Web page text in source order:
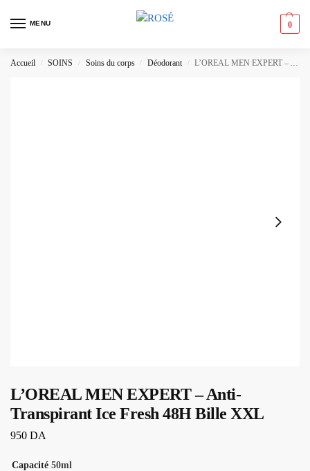
MENU 0
Accueil / SOINS / Soins du corps / Déodorant / L’OREAL MEN EXPERT – Anti-Transpirant Ice Fresh 48H Bille XXL
L’OREAL MEN EXPERT – Anti-
Transpirant Ice Fresh 48H Bille XXL
950 DA
Capacité 50ml